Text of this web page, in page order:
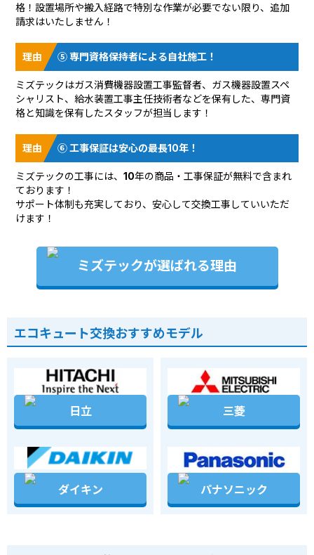
格！設置場所や搬入経路で特別な作業が必要でない限り、追加
請求はいたしません！
⑤ 専門資格保持者による自社施工！
ミズテックはガス消費機器設置工事監督者、ガス機器設置スペ
シャリスト、給水装置工事主任技術者などを保有した、専門資
格と知識を保有したスタッフが担当します！
⑥ 工事保証は安心の最長10年！
ミズテックの工事には、10年の商品・工事保証が無料で含まれ
ております！
サポート体制も充実しており、安心して交換工事していいただ
けます！
ミズテックが選ばれる理由
エコキュート交換おすすめモデル
日立 三菱
ダイキン パナソニック